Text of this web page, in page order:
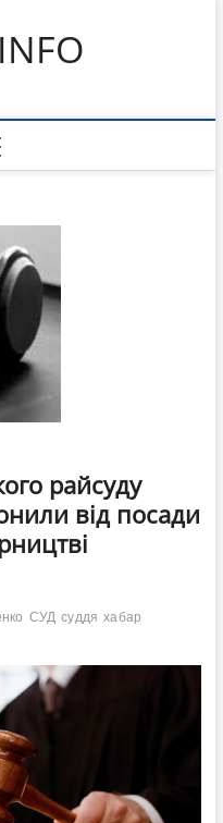
райсуду
від посади
СУД суддя хабар